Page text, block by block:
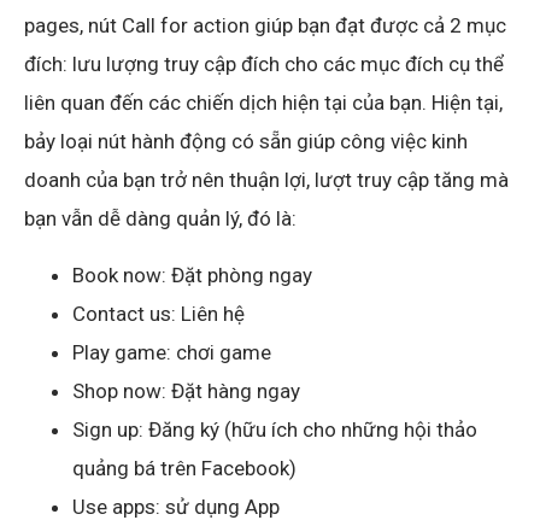
pages, nút Call for action giúp bạn đạt được cả 2 mục
đích: lưu lượng truy cập đích cho các mục đích cụ thể
liên quan đến các chiến dịch hiện tại của bạn. Hiện tại,
bảy loại nút hành động có sẵn giúp công việc kinh
doanh của bạn trở nên thuận lợi, lượt truy cập tăng mà
bạn vẫn dễ dàng quản lý, đó là:
Book now: Đặt phòng ngay
Contact us: Liên hệ
Play game: chơi game
Shop now: Đặt hàng ngay
Sign up: Đăng ký (hữu ích cho những hội thảo
quảng bá trên Facebook)
Use apps: sử dụng App